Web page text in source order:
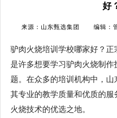
好
来源：山东甄选集团 编辑
驴肉火烧培训学校哪家好？
是许多想要学习驴肉火烧制
题。在众多的培训机构中，
其专业的教学质量和优质的
火烧技术的优选之地。